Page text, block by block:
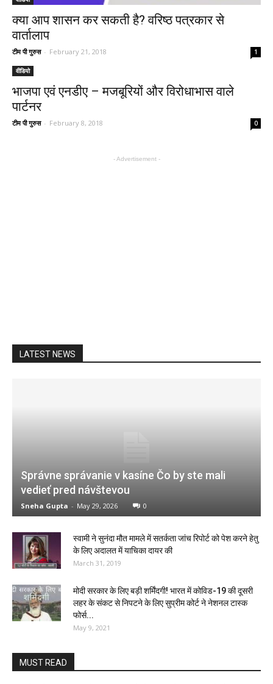
क्या आप शासन कर सकती है? वरिष्ठ पत्रकार से
वार्तालाप
टीम पी गुरुस - February 21, 2018 1
वीडियो
भाजपा एवं एनडीए – मजबूरियों और विरोधाभास वाले
पार्टनर
टीम पी गुरुस - February 8, 2018 0
- Advertisement -
LATEST NEWS
Správne správanie v kasíne Čo by ste mali
vedieť pred návštevou
Sneha Gupta - May 29, 2026 0
स्वामी ने सुनंदा मौत मामले में सतर्कता जांच रिपोर्ट को पेश करने हेतु
के लिए अदालत में याचिका दायर की
March 31, 2019
मोदी सरकार के लिए बड़ी शर्मिंदगी! भारत में कोविड-19 की दूसरी
लहर के संकट से निपटने के लिए सुप्रीम कोर्ट ने नेशनल टास्क
फोर्स...
May 9, 2021
MUST READ